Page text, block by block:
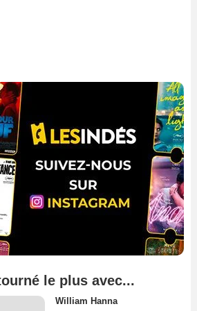
le plus avec...
William Hanna